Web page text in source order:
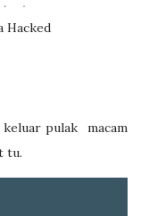
Hacked
pulak macam
tu.